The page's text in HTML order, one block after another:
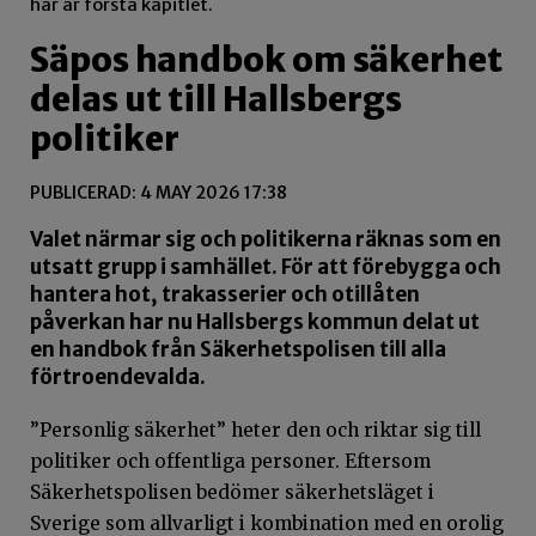
här är första kapitlet.
Säpos handbok om säkerhet
delas ut till Hallsbergs
politiker
PUBLICERAD: 4 MAY 2026 17:38
Valet närmar sig och politikerna räknas som en
utsatt grupp i samhället. För att förebygga och
hantera hot, trakasserier och otillåten
påverkan har nu Hallsbergs kommun delat ut
en handbok från Säkerhetspolisen till alla
förtroendevalda.
”Personlig säkerhet” heter den och riktar sig till
politiker och offentliga personer. Eftersom
Säkerhetspolisen bedömer säkerhetsläget i
Sverige som allvarligt i kombination med en orolig